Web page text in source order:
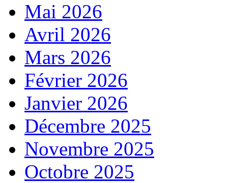
Mai 2026
Avril 2026
Mars 2026
Février 2026
Janvier 2026
Décembre 2025
Novembre 2025
Octobre 2025